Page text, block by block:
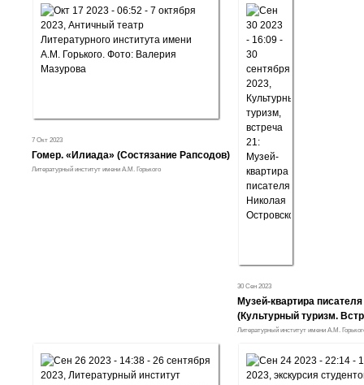
7 Окт 2023
Гомер. «Илиада» (Состязание Рапсодов)
Литературный институт имени А.М. Горького
30 Сен 2023
Музей-квартира
(Культурный туризм.
Литературный институт имени А.М.